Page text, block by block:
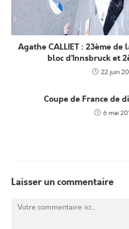
Agathe CALLIET : 23ème
bloc d’Innsbruck et
22 juin
Coupe de France de
6 mai
Laisser un commentaire
Comment